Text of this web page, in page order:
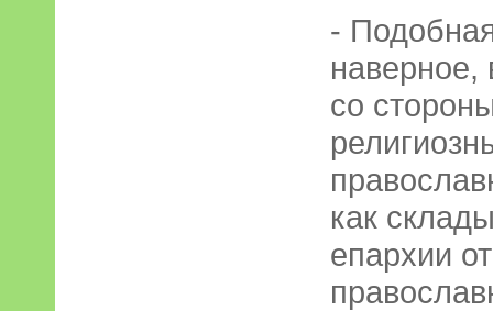
-
наверное,
со
как
епархии